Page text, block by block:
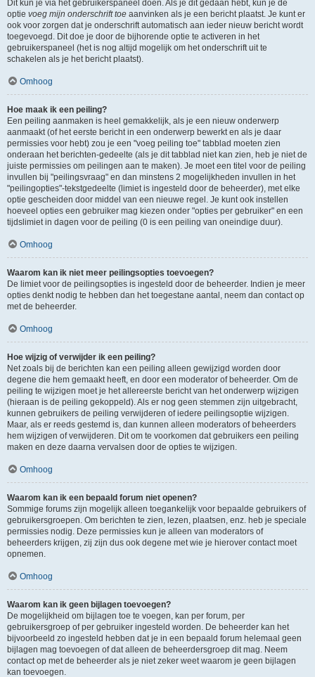
Dit kun je via het gebruikerspaneel doen. Als je dit gedaan hebt, kun je de
optie voeg mijn onderschrift toe aanvinken als je een bericht plaatst. Je kunt er
ook voor zorgen dat je onderschrift automatisch aan ieder nieuw bericht wordt
toegevoegd. Dit doe je door de bijhorende optie te activeren in het
gebruikerspaneel (het is nog altijd mogelijk om het onderschrift uit te
schakelen als je het bericht plaatst).
Omhoog
Hoe maak ik een peiling?
Een peiling aanmaken is heel gemakkelijk, als je een nieuw onderwerp
aanmaakt (of het eerste bericht in een onderwerp bewerkt en als je daar
permissies voor hebt) zou je een "voeg peiling toe" tabblad moeten zien
onderaan het berichten-gedeelte (als je dit tabblad niet kan zien, heb je niet de
juiste permissies om peilingen aan te maken). Je moet een titel voor de peiling
invullen bij "peilingsvraag" en dan minstens 2 mogelijkheden invullen in het
"peilingopties"-tekstgedeelte (limiet is ingesteld door de beheerder), met elke
optie gescheiden door middel van een nieuwe regel. Je kunt ook instellen
hoeveel opties een gebruiker mag kiezen onder "opties per gebruiker" en een
tijdslimiet in dagen voor de peiling (0 is een peiling van oneindige duur).
Omhoog
Waarom kan ik niet meer peilingsopties toevoegen?
De limiet voor de peilingsopties is ingesteld door de beheerder. Indien je meer
opties denkt nodig te hebben dan het toegestane aantal, neem dan contact op
met de beheerder.
Omhoog
Hoe wijzig of verwijder ik een peiling?
Net zoals bij de berichten kan een peiling alleen gewijzigd worden door
degene die hem gemaakt heeft, en door een moderator of beheerder. Om de
peiling te wijzigen moet je het allereerste bericht van het onderwerp wijzigen
(hieraan is de peiling gekoppeld). Als er nog geen stemmen zijn uitgebracht,
kunnen gebruikers de peiling verwijderen of iedere peilingsoptie wijzigen.
Maar, als er reeds gestemd is, dan kunnen alleen moderators of beheerders
hem wijzigen of verwijderen. Dit om te voorkomen dat gebruikers een peiling
maken en deze daarna vervalsen door de opties te wijzigen.
Omhoog
Waarom kan ik een bepaald forum niet openen?
Sommige forums zijn mogelijk alleen toegankelijk voor bepaalde gebruikers of
gebruikersgroepen. Om berichten te zien, lezen, plaatsen, enz. heb je speciale
permissies nodig. Deze permissies kun je alleen van moderators of
beheerders krijgen, zij zijn dus ook degene met wie je hierover contact moet
opnemen.
Omhoog
Waarom kan ik geen bijlagen toevoegen?
De mogelijkheid om bijlagen toe te voegen, kan per forum, per
gebruikersgroep of per gebruiker ingesteld worden. De beheerder kan het
bijvoorbeeld zo ingesteld hebben dat je in een bepaald forum helemaal geen
bijlagen mag toevoegen of dat alleen de beheerdersgroep dit mag. Neem
contact op met de beheerder als je niet zeker weet waarom je geen bijlagen
kan toevoegen.